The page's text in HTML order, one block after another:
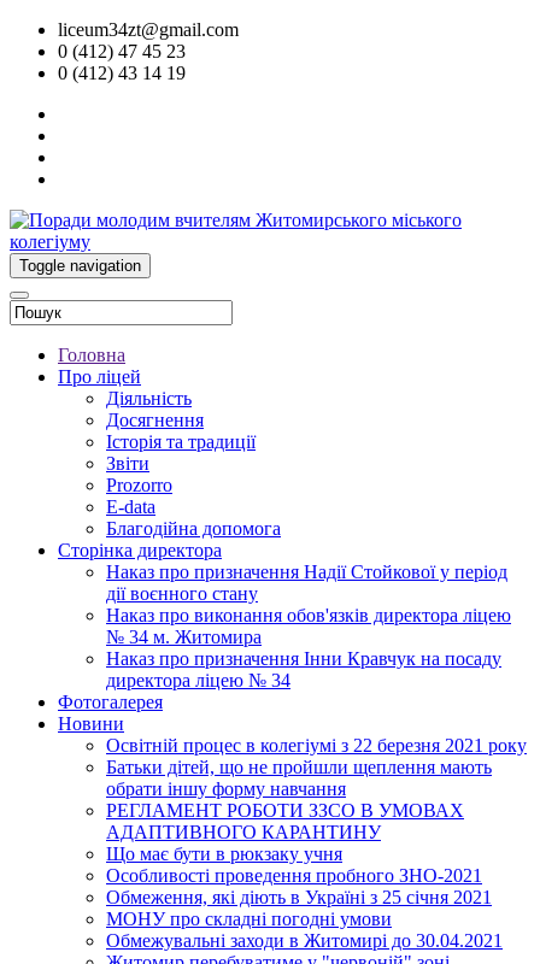
liceum34zt@gmail.com
0 (412) 47 45 23
0 (412) 43 14 19
Toggle navigation
Головна
Про ліцей
Діяльність
Досягнення
Історія та традиції
Звіти
Prozorro
E-data
Благодійна допомога
Сторінка директора
Наказ про призначення Надії Стойкової у період
дії воєнного стану
Наказ про виконання обов'язків директора ліцею
№ 34 м. Житомира
Наказ про призначення Інни Кравчук на посаду
директора ліцею № 34
Фотогалерея
Новини
Освітній процес в колегіумі з 22 березня 2021 року
Батьки дітей, що не пройшли щеплення мають
обрати іншу форму навчання
РЕГЛАМЕНТ РОБОТИ ЗЗСО В УМОВАХ
АДАПТИВНОГО КАРАНТИНУ
Що має бути в рюкзаку учня
Особливості проведення пробного ЗНО-2021
Обмеження, які діють в Україні з 25 січня 2021
МОНУ про складні погодні умови
Обмежувальні заходи в Житомирі до 30.04.2021